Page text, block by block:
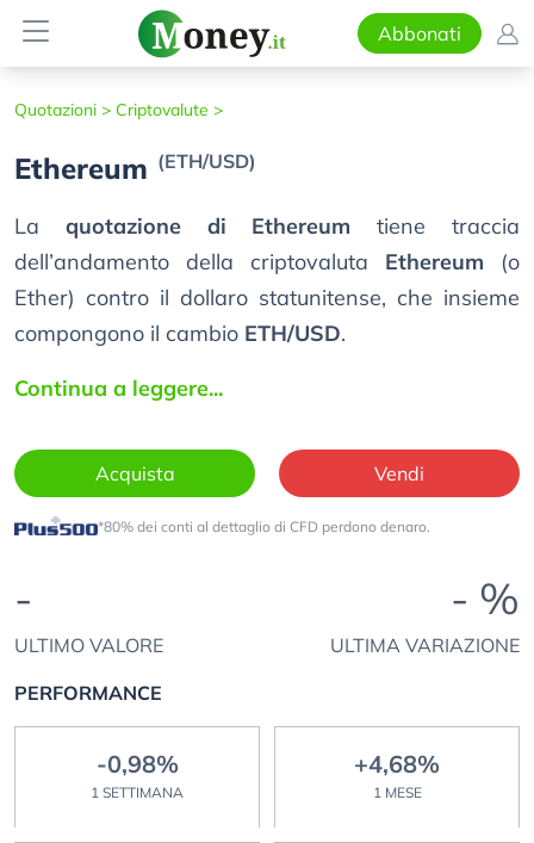
Abbonati
Quotazioni > Criptovalute >
Ethereum (ETH/USD)
La quotazione di Ethereum tiene traccia
dell’andamento della criptovaluta Ethereum (o
Ether) contro il dollaro statunitense, che insieme
compongono il cambio ETH/USD.
Continua a leggere...
Acquista Vendi
*80% dei conti al dettaglio di CFD perdono denaro.
-
ULTIMO VALORE
- %
ULTIMA VARIAZIONE
PERFORMANCE
-0,98%
1 SETTIMANA
+4,68%
1 MESE